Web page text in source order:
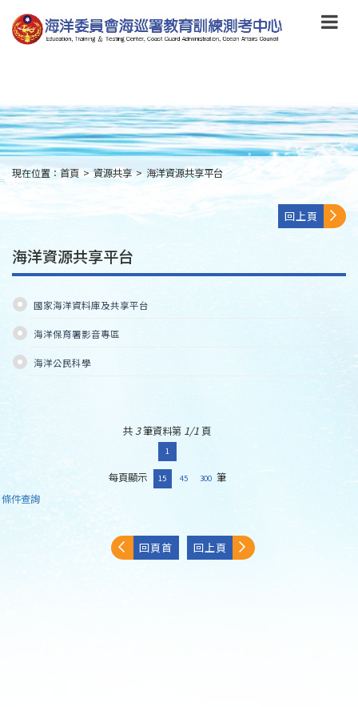
到
主
要
main
content
:::
現在位置：首頁 > 資源共享 > 海洋資源共享平台
回上頁
海洋資源共享平台
國家海洋資料庫及共享平台
海洋保育署影音專區
海洋公民科學
共 3筆資料第 1/1 頁
1
每頁顯示 15 45 300 筆
條件查詢
回頁首 回上頁